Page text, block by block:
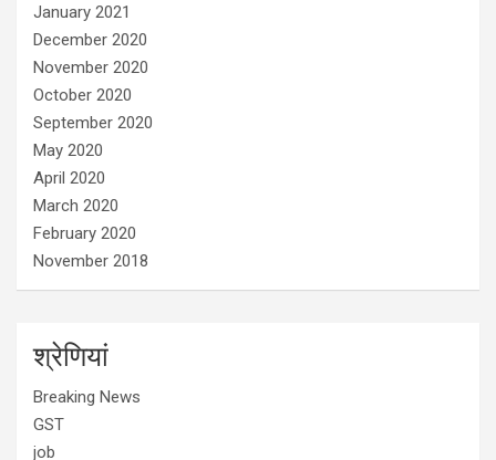
January 2021
December 2020
November 2020
October 2020
September 2020
May 2020
April 2020
March 2020
February 2020
November 2018
श्रेणियां
Breaking News
GST
job